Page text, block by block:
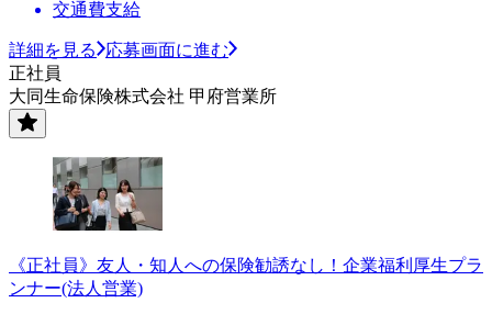
交通費支給
詳細を見る
応募画面に進む
正社員
大同生命保険株式会社 甲府営業所
《正社員》友人・知人への保険勧誘なし！企業福利厚生プラ
ンナー(法人営業)